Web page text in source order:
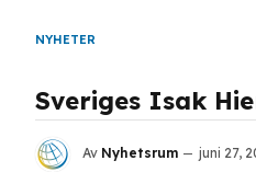
NYHETER
Sveriges Isak
Av Nyhetsrum juni 27,